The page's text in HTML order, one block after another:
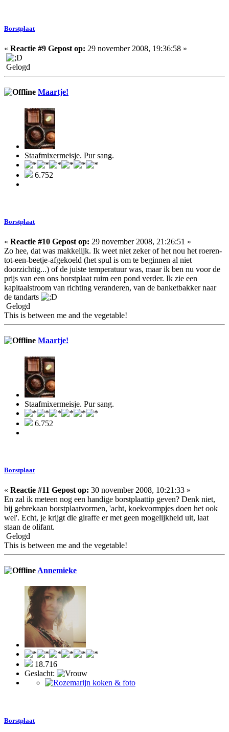
Borstplaat
« Reactie #9 Gepost op: 29 november 2008, 19:36:58 »
Gelogd
Maartje!
Staafmixermeisje. Pur sang.
6.752
Borstplaat
« Reactie #10 Gepost op: 29 november 2008, 21:26:51 »
Zo hee, dat was makkelijk. Ik weet niet zeker of het nou het roeren-
tot-een-beetje-afgekoeld (het spul is om te beginnen al niet
doorzichtig...) of de juiste temperatuur was, maar ik ben nu voor de
prijs van een ons borstplaat ruim een pond verder. Ik zie een
kapitaalstroom van richting veranderen, van de banketbakker naar
de tandarts
Gelogd
This is between me and the vegetable!
Maartje!
Staafmixermeisje. Pur sang.
6.752
Borstplaat
« Reactie #11 Gepost op: 30 november 2008, 10:21:33 »
En zal ik meteen nog een handige borstplaattip geven? Denk niet,
bij gebrekaan borstplaatvormen, 'acht, koekvormpjes doen het ook
wel'. Echt, je krijgt die giraffe er met geen mogelijkheid uit, laat
staan de olifant.
Gelogd
This is between me and the vegetable!
Annemieke
18.716
Geslacht:
Borstplaat